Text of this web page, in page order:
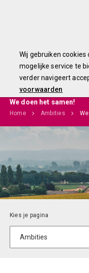
We doen het samen!
Home Ambities
Wij gebruiken cookies
mogelijke service te
verder navigeert
voorwaarden